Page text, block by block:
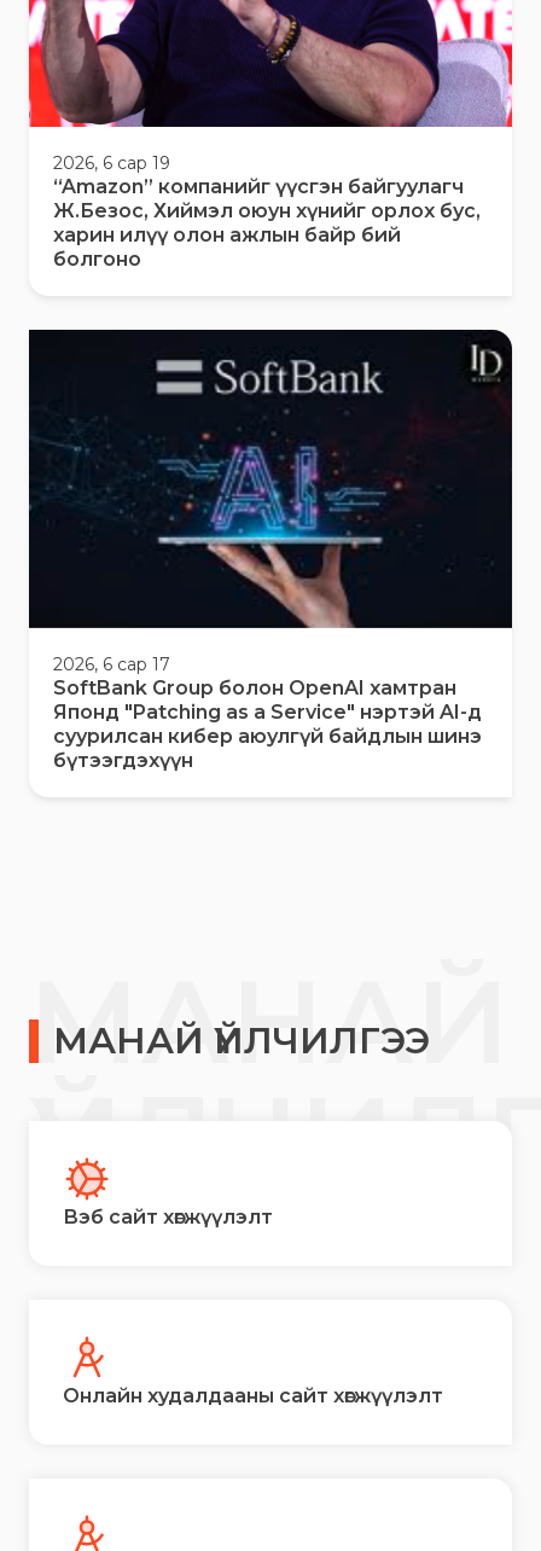
2026, 6 сар 19
“Amazon” компанийг үүсгэн байгуулагч
Ж.Безос, Хиймэл оюун хүнийг орлох бус,
харин илүү олон ажлын байр бий
болгоно
2026, 6 сар 17
SoftBank Group болон OpenAI хамтран
Японд "Patching as a Service" нэртэй AI-д
суурилсан кибер аюулгүй байдлын шинэ
бүтээгдэхүүн
МАНАЙ ҮЙЛЧИЛГЭЭ
МАНАЙ
Вэб сайт хөгжүүлэлт
Онлайн худалдааны сайт хөгжүүлэлт